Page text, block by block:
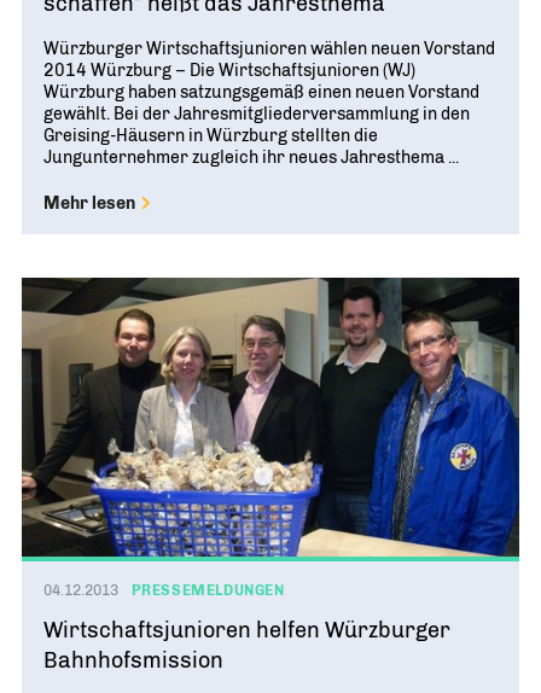
Würzburger Wirtschaftsjunioren wählen neuen Vorstand
2014 Würzburg – Die Wirtschaftsjunioren (WJ)
Würzburg haben satzungsgemäß einen neuen Vorstand
gewählt. Bei der Jahresmitgliederversammlung in den
Greising-Häusern in Würzburg stellten die
Jungunternehmer zugleich ihr neues Jahresthema ...
Mehr lesen
04.12.2013 PRESSEMELDUNGEN
Wirtschaftsjunioren helfen Würzburger
Bahnhofsmission